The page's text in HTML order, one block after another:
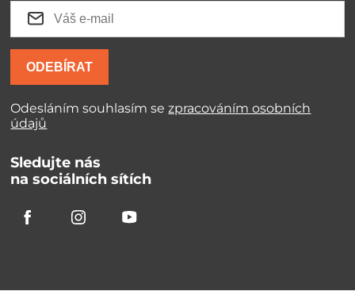
ODEBÍRAT
Odesláním souhlasím sezpracováním osobních
údajů
Sledujte nás
na sociálních sítích